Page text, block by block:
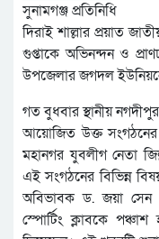
সুনামগঞ্জ প্রতিনিধি
দিরাই শাল্লার প্রয়াত
গুপ্তাকে অভিনন্দন ও
উপজেলার জগদল
গত বুধবার স্থানীয়
আয়োজিত উক্ত
মহানগর যুবলীগ নেতা
এই সংগঠনের বিভিন্ন
অবিভাবক ড. জয়া সেন
স্পোর্টিং ক্লাবকে